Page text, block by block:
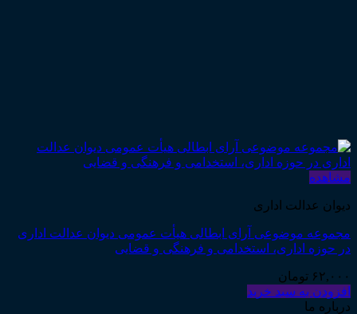
مشاهده
دیوان عدالت اداری
مجموعه موضوعی آرای ابطالی هیأت عمومی دیوان عدالت اداری
در حوزه اداری، استخدامی و فرهنگی و قضایی
۶۲,۰۰۰ تومان
افزودن به سبد خرید
درباره ما